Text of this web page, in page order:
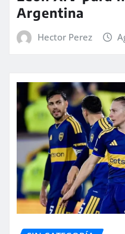
Argentina
Hector Perez